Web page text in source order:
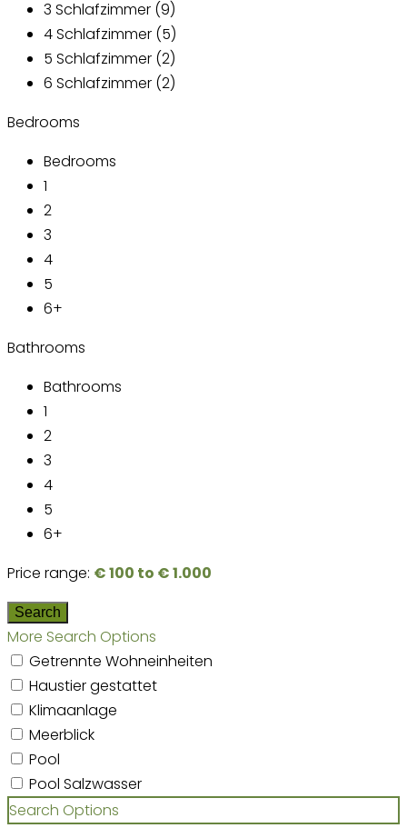
3 Schlafzimmer (9)
4 Schlafzimmer (5)
5 Schlafzimmer (2)
6 Schlafzimmer (2)
Bedrooms
Bedrooms
1
2
3
4
5
6+
Bathrooms
Bathrooms
1
2
3
4
5
6+
Price range: € 100 to € 1.000
More Search Options
Getrennte Wohneinheiten
Haustier gestattet
Klimaanlage
Meerblick
Pool
Pool Salzwasser
Search Options